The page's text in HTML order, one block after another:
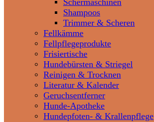
Schermaschinen
Shampoos
Trimmer & Scheren
Fellkämme
Fellpflegeprodukte
Frisiertische
Hundebürsten & Striegel
Reinigen & Trocknen
Literatur & Kalender
Geruchsentferner
Hunde-Apotheke
Hundepfoten- & Krallenpflege